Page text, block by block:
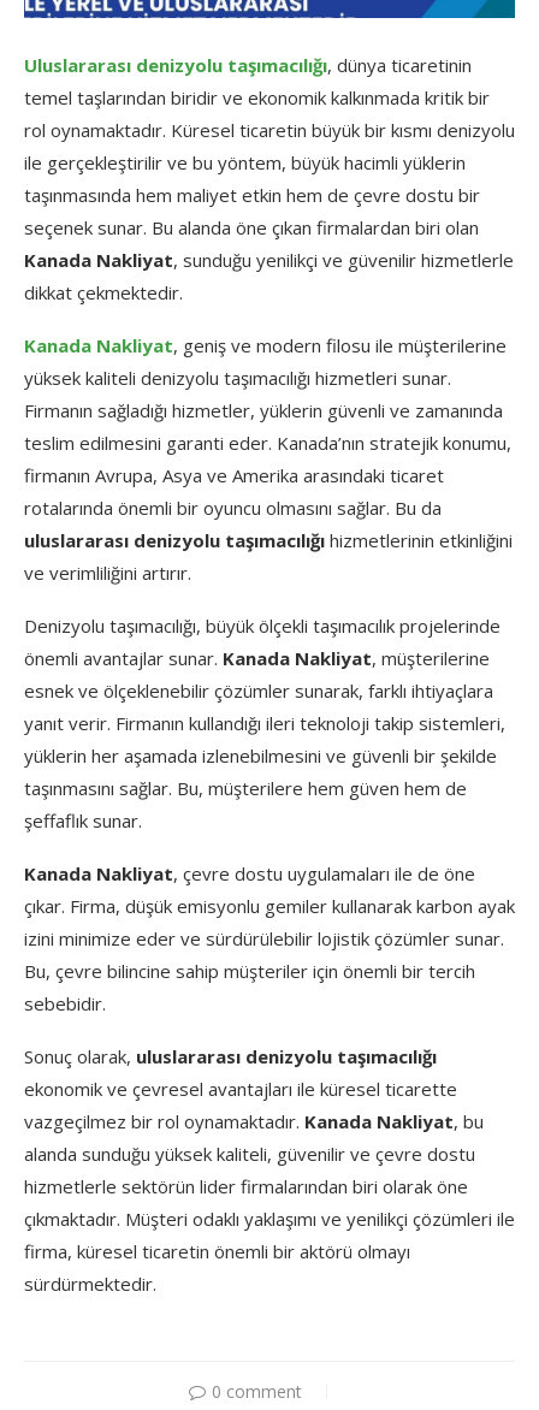
Uluslararası denizyolu taşımacılığı, dünya ticaretinin
temel taşlarından biridir ve ekonomik kalkınmada kritik bir
rol oynamaktadır. Küresel ticaretin büyük bir kısmı denizyolu
ile gerçekleştirilir ve bu yöntem, büyük hacimli yüklerin
taşınmasında hem maliyet etkin hem de çevre dostu bir
seçenek sunar. Bu alanda öne çıkan firmalardan biri olan
Kanada Nakliyat, sunduğu yenilikçi ve güvenilir hizmetlerle
dikkat çekmektedir.
Kanada Nakliyat, geniş ve modern filosu ile müşterilerine
yüksek kaliteli denizyolu taşımacılığı hizmetleri sunar.
Firmanın sağladığı hizmetler, yüklerin güvenli ve zamanında
teslim edilmesini garanti eder. Kanada’nın stratejik konumu,
firmanın Avrupa, Asya ve Amerika arasındaki ticaret
rotalarında önemli bir oyuncu olmasını sağlar. Bu da
uluslararası denizyolu taşımacılığı hizmetlerinin etkinliğini
ve verimliliğini artırır.
Denizyolu taşımacılığı, büyük ölçekli taşımacılık projelerinde
önemli avantajlar sunar. Kanada Nakliyat, müşterilerine
esnek ve ölçeklenebilir çözümler sunarak, farklı ihtiyaçlara
yanıt verir. Firmanın kullandığı ileri teknoloji takip sistemleri,
yüklerin her aşamada izlenebilmesini ve güvenli bir şekilde
taşınmasını sağlar. Bu, müşterilere hem güven hem de
şeffaflık sunar.
Kanada Nakliyat, çevre dostu uygulamaları ile de öne
çıkar. Firma, düşük emisyonlu gemiler kullanarak karbon ayak
izini minimize eder ve sürdürülebilir lojistik çözümler sunar.
Bu, çevre bilincine sahip müşteriler için önemli bir tercih
sebebidir.
Sonuç olarak, uluslararası denizyolu taşımacılığı
ekonomik ve çevresel avantajları ile küresel ticarette
vazgeçilmez bir rol oynamaktadır. Kanada Nakliyat, bu
alanda sunduğu yüksek kaliteli, güvenilir ve çevre dostu
hizmetlerle sektörün lider firmalarından biri olarak öne
çıkmaktadır. Müşteri odaklı yaklaşımı ve yenilikçi çözümleri ile
firma, küresel ticaretin önemli bir aktörü olmayı
sürdürmektedir.
0 comment